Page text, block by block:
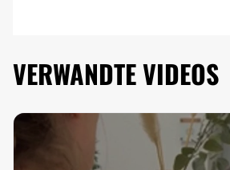
VERWANDTE VIDEOS